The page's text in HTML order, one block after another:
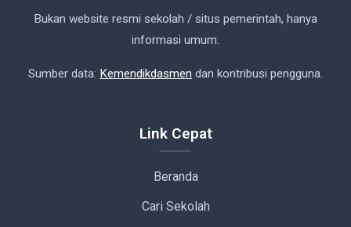
Bukan website resmi sekolah / situs pemerintah, hanya
informasi umum.
Sumber data: Kemendikdasmen dan kontribusi pengguna.
Link Cepat
Beranda
Cari Sekolah